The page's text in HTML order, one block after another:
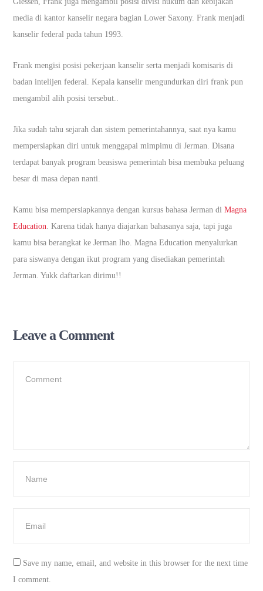
media di kantor kanselir negara bagian Lower Saxony. Frank menjadi
kanselir federal pada tahun 1993.
Frank mengisi posisi pekerjaan kanselir serta menjadi komisaris di
badan intelijen federal. Kepala kanselir mengundurkan diri frank pun
mengambil alih posisi tersebut..
Jika sudah tahu sejarah dan sistem pemerintahannya, saat nya kamu
mempersiapkan diri untuk menggapai mimpimu di Jerman. Disana
terdapat banyak program beasiswa pemerintah bisa membuka peluang
besar di masa depan nanti.
Kamu bisa mempersiapkannya dengan kursus bahasa Jerman diMagna
Education . Karena tidak hanya diajarkan bahasanya saja, tapi juga
kamu bisa berangkat ke Jerman lho. Magna Education menyalurkan
para siswanya dengan ikut program yang disediakan pemerintah
Jerman. Yukk daftarkan dirimu!!
Leave a Comment
Save my name, email, and website in this browser for the next time
I comment.